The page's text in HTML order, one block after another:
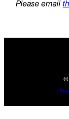
Please email
©